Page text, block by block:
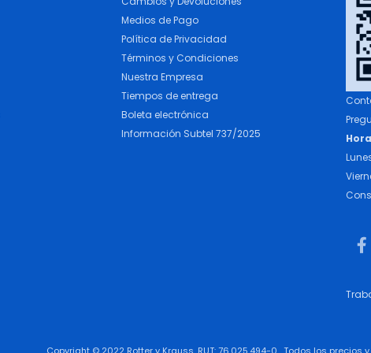
Medios de Pago
Política de Privacidad
Términos y Condiciones
Nuestra Empresa
Tiempos de entrega
Boleta electrónica
Información Subtel 737/2025
Copyright © 2022 Rotter y Krauss. RUT: 76.025.494-0 . Todos los precios